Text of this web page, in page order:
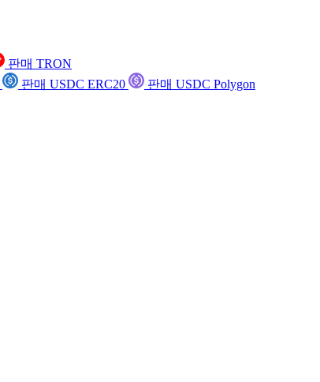
판매 TRON
판매 USDC ERC20
판매 USDC Polygon